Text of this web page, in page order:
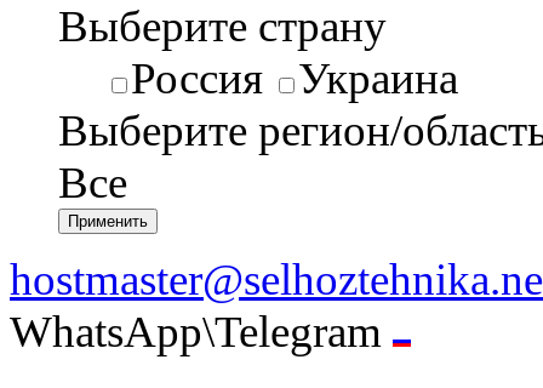
Выберите страну
Россия
Украина
Выберите регион/
Все
WhatsApp\Telegram